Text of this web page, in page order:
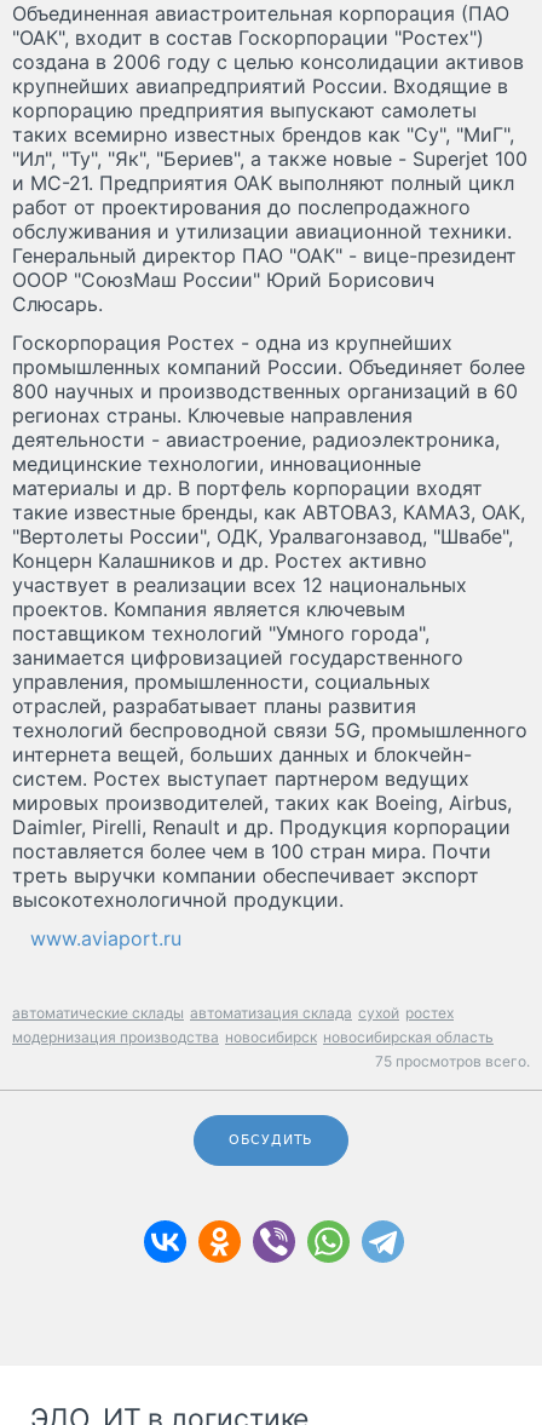
Объединенная авиастроительная корпорация (ПАО
"ОАК", входит в состав Госкорпорации "Ростех")
создана в 2006 году с целью консолидации активов
крупнейших авиапредприятий России. Входящие в
корпорацию предприятия выпускают самолеты
таких всемирно известных брендов как "Су", "МиГ",
"Ил", "Ту", "Як", "Бериев", а также новые - Superjet 100
и МС-21. Предприятия OAK выполняют полный цикл
работ от проектирования до послепродажного
обслуживания и утилизации авиационной техники.
Генеральный директор ПАО "ОАК" - вице-президент
ОООР "СоюзМаш России" Юрий Борисович
Слюсарь.
Госкорпорация Ростех - одна из крупнейших
промышленных компаний России. Объединяет более
800 научных и производственных организаций в 60
регионах страны. Ключевые направления
деятельности - авиастроение, радиоэлектроника,
медицинские технологии, инновационные
материалы и др. В портфель корпорации входят
такие известные бренды, как АВТОВАЗ, КАМАЗ, ОАК,
"Вертолеты России", ОДК, Уралвагонзавод, "Швабе",
Концерн Калашников и др. Ростех активно
участвует в реализации всех 12 национальных
проектов. Компания является ключевым
поставщиком технологий "Умного города",
занимается цифровизацией государственного
управления, промышленности, социальных
отраслей, разрабатывает планы развития
технологий беспроводной связи 5G, промышленного
интернета вещей, больших данных и блокчейн-
систем. Ростех выступает партнером ведущих
мировых производителей, таких как Boeing, Airbus,
Daimler, Pirelli, Renault и др. Продукция корпорации
поставляется более чем в 100 стран мира. Почти
треть выручки компании обеспечивает экспорт
высокотехнологичной продукции.
www.aviaport.ru
автоматические склады автоматизация склада сухой ростех
модернизация производства новосибирск новосибирская область
75 просмотров всего.
ОБСУДИТЬ